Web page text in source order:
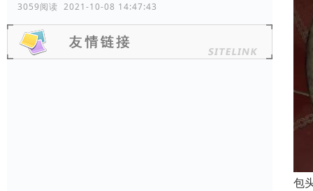
3059阅读 2021-10-08 14:47:43
包